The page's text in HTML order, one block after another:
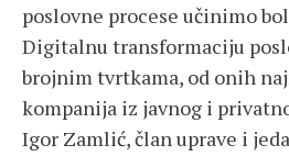
poslovne procese učinimo
Digitalnu transformaciju
brojnim tvrtkama, od onih
kompanija iz javnog i
Igor Zamlić, član uprave i